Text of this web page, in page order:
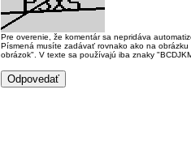
Pre overenie, že komentár sa nepridáva
Písmená musíte zadávať rovnako ako na
obrázok". V texte sa používajú iba znaky